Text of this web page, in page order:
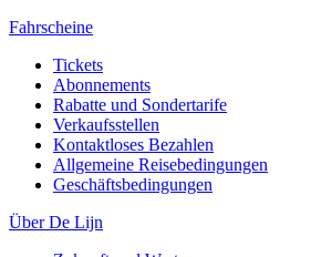
Fahrscheine
Tickets
Abonnements
Rabatte und Sondertarife
Verkaufsstellen
Kontaktloses Bezahlen
Allgemeine Reisebedingungen
Geschäftsbedingungen
Über De Lijn